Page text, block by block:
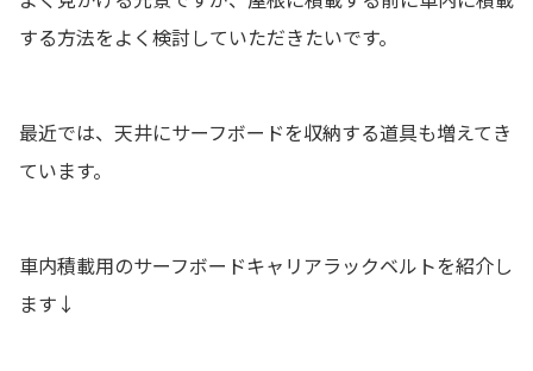
する方法をよく検討していただきたいです。
最近では、天井にサーフボードを収納する道具も増えてき
ています。
車内積載用のサーフボードキャリアラックベルトを紹介し
ます↓